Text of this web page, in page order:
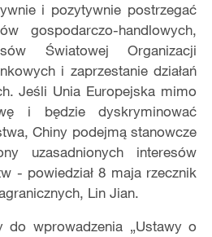
i pozytywnie postrzegać
gospodarczo-handlowych,
Światowej Organizacji
i zaprzestanie działań
Jeśli Unia Europejska mimo
i będzie dyskryminować
Chiny podejmą stanowcze
uzasadnionych interesów
- powiedział 8 maja rzecznik
Lin Jian.
do wprowadzenia „Ustawy o